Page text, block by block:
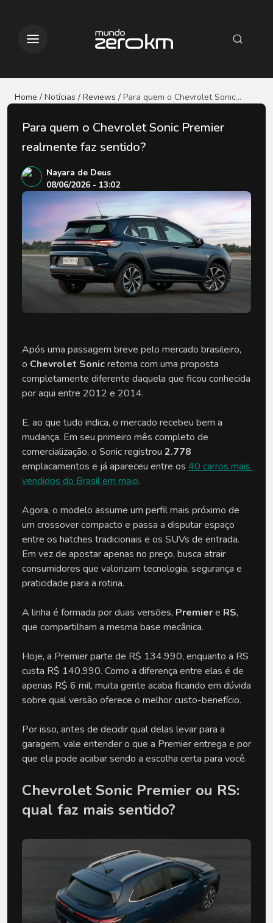
Home / Notícias / Reviews / Para quem o Chevrolet Sonic
sentido?
Para quem o Chevrolet Sonic Premier
realmente faz sentido?
Nayara de Deus
08/06/2026 - 13:02
Após uma passagem breve pelo mercado brasileiro,
o Chevrolet Sonic retorna com uma proposta
completamente diferente daquela que ficou conhecida
por aqui entre 2012 e 2014.
E, ao que tudo indica, o mercado recebeu bem a
mudança. Em seu primeiro mês completo de
comercialização, o Sonic registrou 2.778
emplacamentos e já apareceu entre os 40 carros mais
vendidos do Brasil em maio.
Agora, o modelo assume um perfil mais próximo de
um crossover compacto e passa a disputar espaço
entre os hatches tradicionais e os SUVs de entrada.
Em vez de apostar apenas no preço, busca atrair
consumidores que valorizam tecnologia, segurança e
praticidade para a rotina.
A linha é formada por duas versões, Premier e RS,
que compartilham a mesma base mecânica.
Hoje, a Premier parte de R$ 134.990, enquanto a RS
custa R$ 140.990. Como a diferença entre elas é de
apenas R$ 6 mil, muita gente acaba ficando em dúvida
sobre qual versão oferece o melhor custo-benefício.
Por isso, antes de decidir qual delas levar para a
garagem, vale entender o que a Premier entrega e por
que ela pode acabar sendo a escolha certa para você.
Chevrolet Sonic Premier ou RS:
qual faz mais sentido?